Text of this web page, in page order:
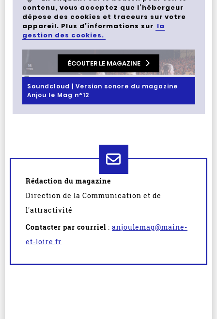
Rédaction du magazine
Direction de la Communication et de
l'attractivité
Contacter par courriel : anjoulemag@maine-
et-loire.fr
contenu, vous acceptez que l’hébergeur
dépose des cookies et traceurs sur votre
appareil. Plus d’informations sur la
gestion des cookies.
ÉCOUTER LE MAGAZINE
Soundcloud | Version sonore du magazine
Anjou le Mag n°12